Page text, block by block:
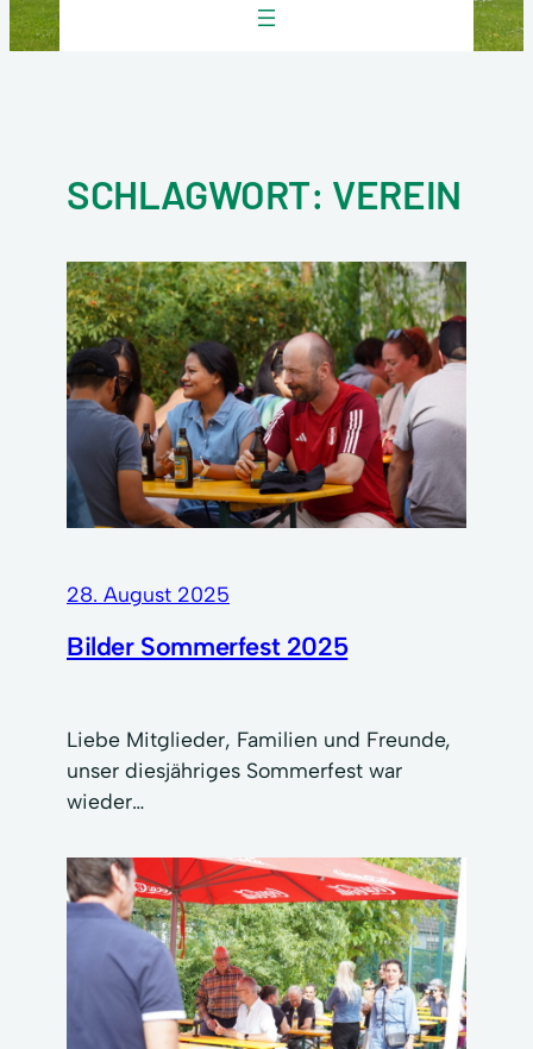
SCHLAGWORT: VEREIN
28. August 2025
Bilder Sommerfest 2025
Liebe Mitglieder, Familien und Freunde,
unser diesjähriges Sommerfest war
wieder…